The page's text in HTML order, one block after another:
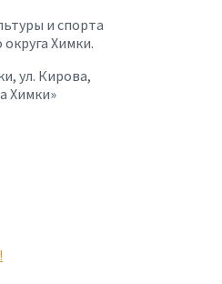
и спорта
Химки.
ул. Кирова,
Химки»